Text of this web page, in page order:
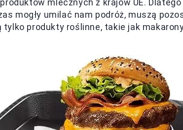
mlecznych z krajów UE.
mogły umilać nam podróż, muszą
produkty roślinne, takie jak